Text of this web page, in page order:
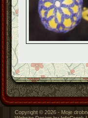
Copyright © 2026 - Moje